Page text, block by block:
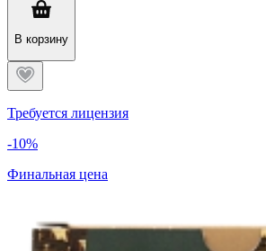
В корзину
Требуется лицензия
-10%
Финальная цена